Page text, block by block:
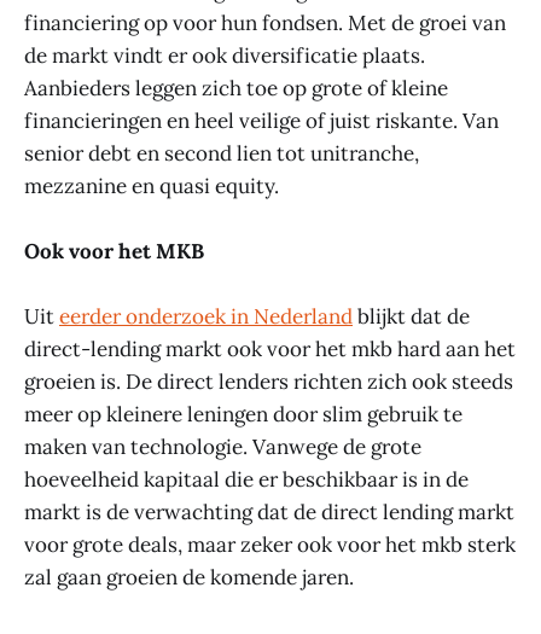
financiering op voor hun fondsen. Met de groei van
de markt vindt er ook diversificatie plaats.
Aanbieders leggen zich toe op grote of kleine
financieringen en heel veilige of juist riskante. Van
senior debt en second lien tot unitranche,
mezzanine en quasi equity.
Ook voor het MKB
Uiteerder onderzoek in Nederlandblijkt dat de
direct-lending markt ook voor het mkb hard aan het
groeien is. De direct lenders richten zich ook steeds
meer op kleinere leningen door slim gebruik te
maken van technologie. Vanwege de grote
hoeveelheid kapitaal die er beschikbaar is in de
markt is de verwachting dat de direct lending markt
voor grote deals, maar zeker ook voor het mkb sterk
zal gaan groeien de komende jaren.